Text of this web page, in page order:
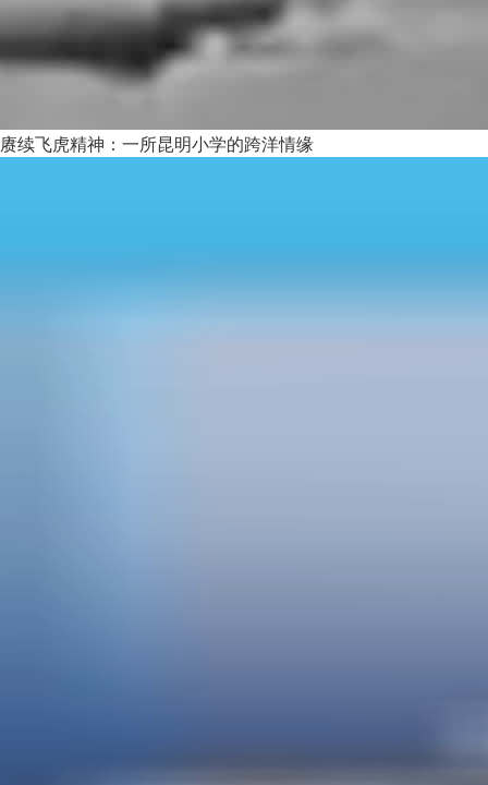
赓续飞虎精神：一所昆明小学的跨洋情缘